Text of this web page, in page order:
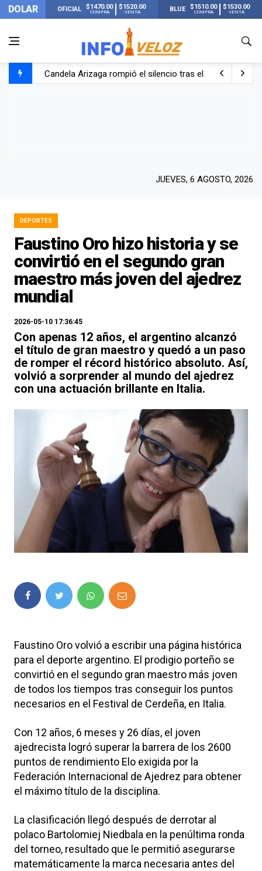
DOLAR OFICIAL $1470.00
COMPRA
$1520.00
VENTA BLUE $1510.00
COMPRA
$1530.00
VENTA
Candela Arizaga rompió el silencio tras el incidente con
JUEVES, 6 AGOSTO, 2026
DEPORTES
Faustino Oro hizo historia y se
convirtió en el segundo gran
maestro más joven del ajedrez
mundial
2026-05-10 17:36:45
Con apenas 12 años, el argentino alcanzó
el título de gran maestro y quedó a un paso
de romper el récord histórico absoluto. Así,
volvió a sorprender al mundo del ajedrez
con una actuación brillante en Italia.
Faustino Oro volvió a escribir una página histórica
para el deporte argentino. El prodigio porteño se
convirtió en el segundo gran maestro más joven
de todos los tiempos tras conseguir los puntos
necesarios en el Festival de Cerdeña, en Italia.
Con 12 años, 6 meses y 26 días, el joven
ajedrecista logró superar la barrera de los 2600
puntos de rendimiento Elo exigida por la
Federación Internacional de Ajedrez para obtener
el máximo título de la disciplina.
La clasificación llegó después de derrotar al
polaco Bartolomiej Niedbala en la penúltima ronda
del torneo, resultado que le permitió asegurarse
matemáticamente la marca necesaria antes del